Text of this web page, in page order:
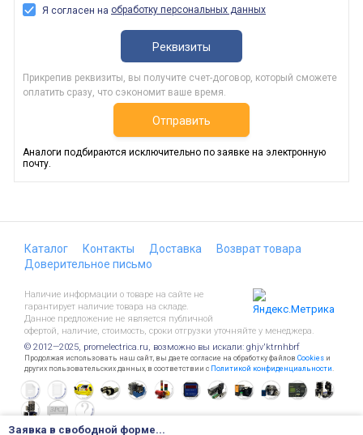
Я согласен на обработку персональных данных
Реквизиты
Прикрепив реквизиты, вы получите счет-договор, который сможете
оплатить сразу, что сэкономит ваше время.
Отправить
Аналоги подбираются исключительно по заявке на электронную
почту.
Заявка в свободной форме...
Каталог Контакты Доставка
Возврат товара
Доверительное письмо
Наличие информации о товаре на сайте не
гарантирует наличие товара на складе.
Данное предложение не является публичной
офертой, наличие, стоимость, сроки отгрузки уточняйте у менеджера.
© 2012—2025, promelectrica.ru, возможно вы искали: ghjv'ktrnhbrf
Продолжая использовать наш сайт, вы даете согласие на обработку файлов Cookies и
других пользовательских данных, в соответствии с Политикой конфиденциальности.